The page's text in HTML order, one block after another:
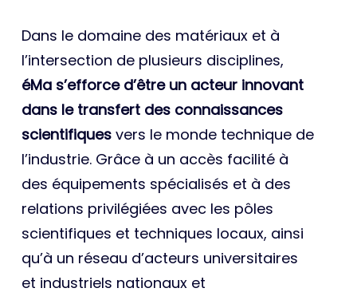
Dans le domaine des matériaux et à
l’intersection de plusieurs disciplines,
éMa s’efforce d’être un acteur innovant
dans le transfert des connaissances
scientifiques vers le monde technique de
l’industrie. Grâce à un accès facilité à
des équipements spécialisés et à des
relations privilégiées avec les pôles
scientifiques et techniques locaux, ainsi
qu’à un réseau d’acteurs universitaires
et industriels nationaux et